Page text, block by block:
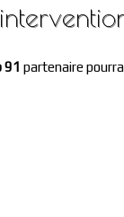
91 partenaire